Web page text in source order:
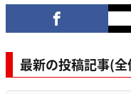
最新の投稿記事(全